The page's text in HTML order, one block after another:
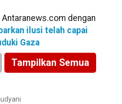
dengan
ilusi telah capai
Gaza
Tampilkan Semua